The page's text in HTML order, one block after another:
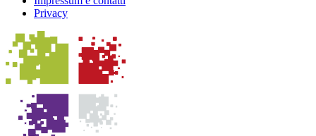
Privacy